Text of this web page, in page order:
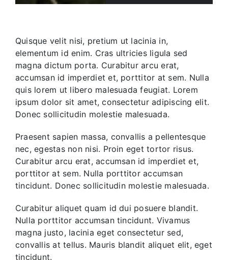
Quisque velit nisi, pretium ut lacinia in,
elementum id enim. Cras ultricies ligula sed
magna dictum porta. Curabitur arcu erat,
accumsan id imperdiet et, porttitor at sem. Nulla
quis lorem ut libero malesuada feugiat. Lorem
ipsum dolor sit amet, consectetur adipiscing elit.
Donec sollicitudin molestie malesuada.
Praesent sapien massa, convallis a pellentesque
nec, egestas non nisi. Proin eget tortor risus.
Curabitur arcu erat, accumsan id imperdiet et,
porttitor at sem. Nulla porttitor accumsan
tincidunt. Donec sollicitudin molestie malesuada.
Curabitur aliquet quam id dui posuere blandit.
Nulla porttitor accumsan tincidunt. Vivamus
magna justo, lacinia eget consectetur sed,
convallis at tellus. Mauris blandit aliquet elit, eget
tincidunt.